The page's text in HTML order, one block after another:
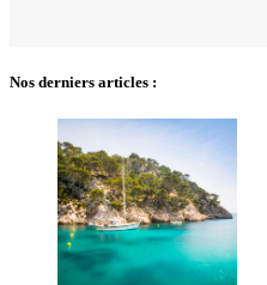
Nos derniers articles :